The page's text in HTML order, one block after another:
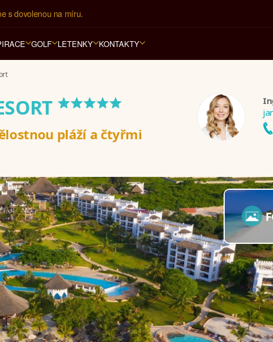
kancelář na luxusní dovolenou od 100.000 Kč.
GOLF LETENKY KONTAKTY
*****
pláží a čtyřmi